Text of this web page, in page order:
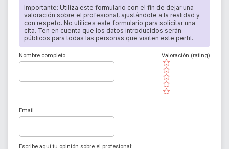
Importante: Utiliza este formulario con el fin de dejar una
valoración sobre el profesional, ajustándote a la realidad y
con respeto. No utilices este formulario para solicitar una
cita. Ten en cuenta que los datos introducidos serán
públicos para todas las personas que visiten este perfil.
Nombre completo
( )
( )
( )
( )
( )
Valoración (rating)
Email
Escribe aquí tu opinión sobre el profesional: